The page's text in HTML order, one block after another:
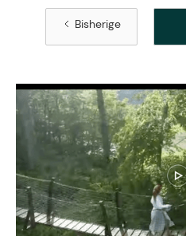
Bisherige